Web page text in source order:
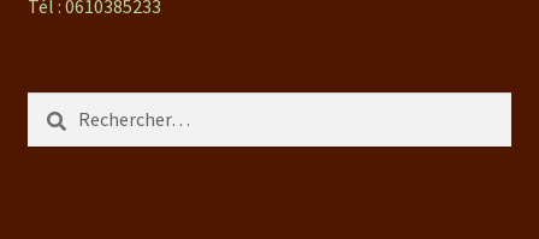
Tél : 0610385233
Rechercher :